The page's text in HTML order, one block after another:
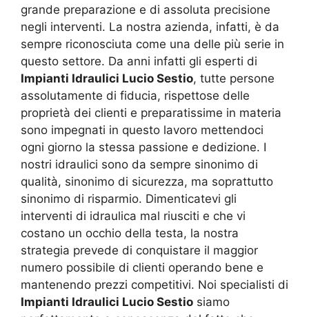
grande preparazione e di assoluta precisione
negli interventi. La nostra azienda, infatti, è da
sempre riconosciuta come una delle più serie in
questo settore. Da anni infatti gli esperti di
Impianti Idraulici Lucio Sestio, tutte persone
assolutamente di fiducia, rispettose delle
proprietà dei clienti e preparatissime in materia
sono impegnati in questo lavoro mettendoci
ogni giorno la stessa passione e dedizione. I
nostri idraulici sono da sempre sinonimo di
qualità, sinonimo di sicurezza, ma soprattutto
sinonimo di risparmio. Dimenticatevi gli
interventi di idraulica mal riusciti e che vi
costano un occhio della testa, la nostra
strategia prevede di conquistare il maggior
numero possibile di clienti operando bene e
mantenendo prezzi competitivi. Noi specialisti di
Impianti Idraulici Lucio Sestio siamo